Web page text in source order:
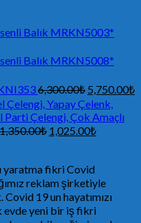
Balık MRKN5003*
Balık MRKN5008*
6,300.00₺ 5,750.00₺
Çelengi, Yapay Çelenk,
Çelengi, Çok Amaçlı
1,350.00₺ 1,025.00₺
yaratma fikri Covid
reklam şirketiyle
Covid 19 un hayatımızı
evde yeni bir iş fikri